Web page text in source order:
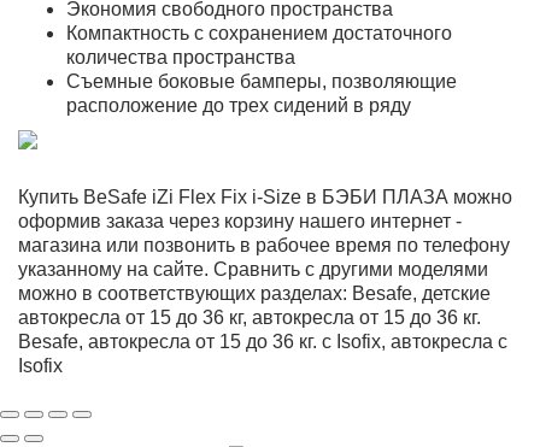
Экономия свободного пространства
Компактность с сохранением достаточного
количества пространства
Съемные боковые бамперы, позволяющие
расположение до трех сидений в ряду
Купить BeSafe iZi Flex Fix i-Size в БЭБИ ПЛАЗА можно
оформив заказа через корзину нашего интернет -
магазина или позвонить в рабочее время по телефону
указанному на сайте. Сравнить с другими моделями
можно в соответствующих разделах: Besafe, детские
автокресла от 15 до 36 кг, автокресла от 15 до 36 кг.
Besafe, автокресла от 15 до 36 кг. с Isofix, автокресла с
Isofix